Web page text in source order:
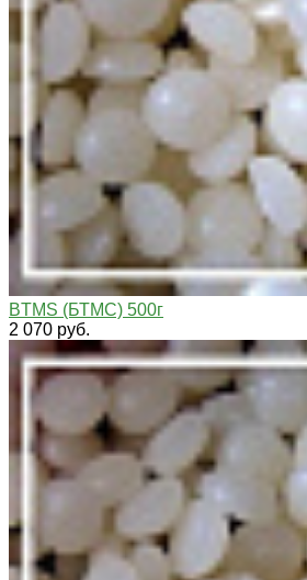
BTMS (БТМС) 500г
2 070 руб.